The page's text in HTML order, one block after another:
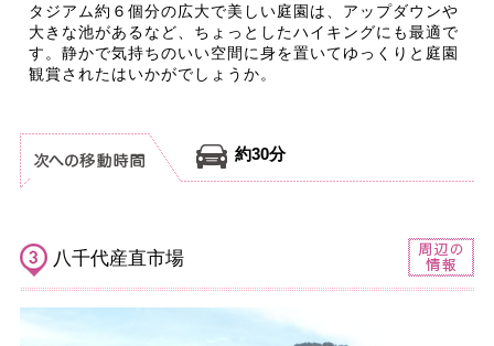
タジアム約６個分の広大で美しい庭園は、アップダウンや
大きな池があるなど、ちょっとしたハイキングにも最適で
す。静かで気持ちのいい空間に身を置いてゆっくりと庭園
観賞されたはいかがでしょうか。
約30分
八千代産直市場